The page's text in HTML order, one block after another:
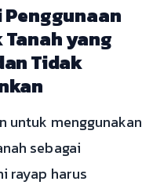
Tanah yang
Tidak
untuk menggunakan
sebagai
rayap harus